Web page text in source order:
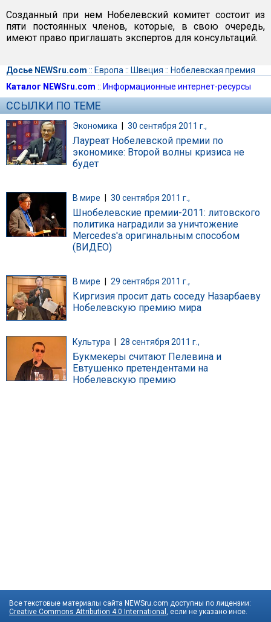
Созданный при нем Нобелевский комитет состоит из
пяти постоянных членов, которые, в свою очередь,
имеют право приглашать экспертов для консультаций.
Досье NEWSru.com :: Европа :: Швеция :: Нобелевская премия
Каталог NEWSru.com :: Информационные интернет-ресурсы
ССЫЛКИ ПО ТЕМЕ
Экономика | 30 сентября 2011 г.,
Лауреат Нобелевской премии по
экономике: Второй волны кризиса не
будет
В мире 30 сентября 2011 г.,
Шнобелевские премии-2011: литовского
политика наградили за уничтожение
Mercedes'а оригинальным способом
(ВИДЕО)
В мире 29 сентября 2011 г.,
Киргизия просит дать соседу Назарбаеву
Нобелевскую премию мира
Культура 28 сентября 2011 г.,
Букмекеры считают Пелевина и
Евтушенко претендентами на
Нобелевскую премию
Все текстовые материалы сайта NEWSru.com доступны по лицензии:
Creative Commons Attribution 4.0 International
, если не указано иное.